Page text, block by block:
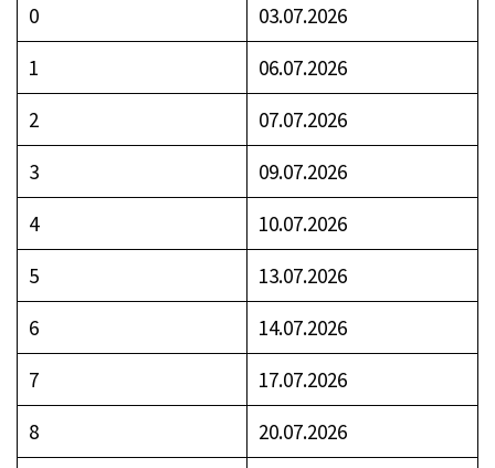
0
03.07.2026
1
06.07.2026
2
07.07.2026
3
09.07.2026
4
10.07.2026
5
13.07.2026
6
14.07.2026
7
17.07.2026
8
20.07.2026